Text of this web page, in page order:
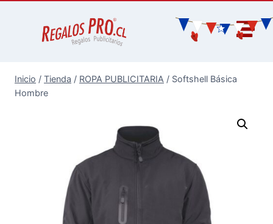
Inicio / Tienda / ROPA PUBLICITARIA / Softshell Básica
Hombre